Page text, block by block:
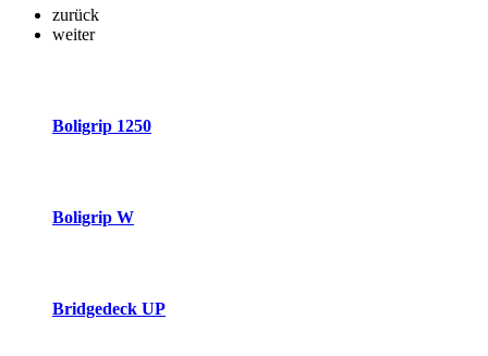
zurück
weiter
Boligrip 1250
Boligrip W
Bridgedeck UP